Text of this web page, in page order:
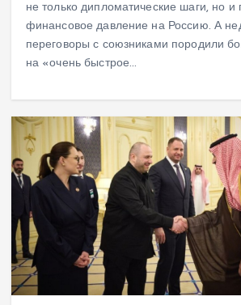
не только дипломатические шаги, но и
финансовое давление на Россию. А
переговоры с союзниками породили
на «очень быстрое…